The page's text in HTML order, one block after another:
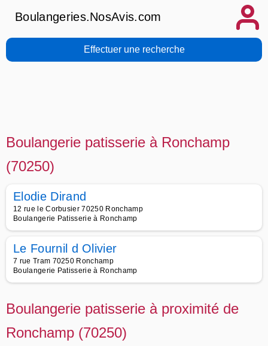
Boulangeries.NosAvis.com
Effectuer une recherche
Boulangerie patisserie à Ronchamp
(70250)
Elodie Dirand
12 rue le Corbusier 70250 Ronchamp
Boulangerie Patisserie à Ronchamp
Le Fournil d Olivier
7 rue Tram 70250 Ronchamp
Boulangerie Patisserie à Ronchamp
Boulangerie patisserie à proximité de
Ronchamp (70250)